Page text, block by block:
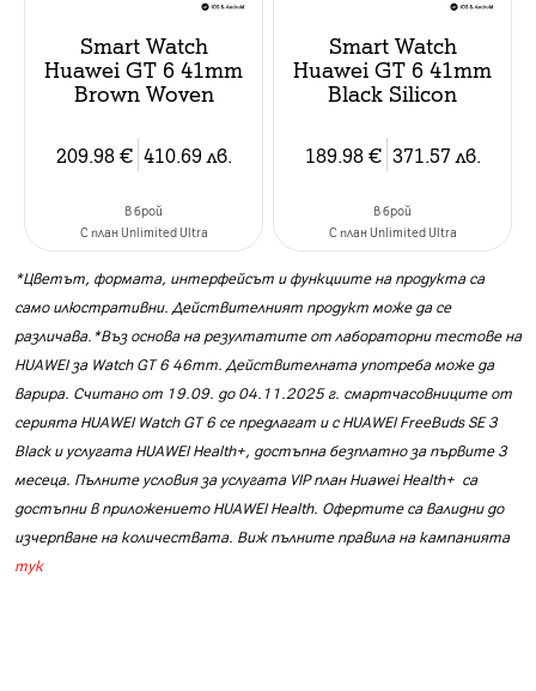
Smart Watch
Huawei GT 6 41mm
Brown Woven
209.98 € 410.69 лв.
в брой
C план Unlimited Ultra
Smart Watch
Huawei GT 6 41mm
Black Silicon
189.98 € 371.57 лв.
в брой
C план Unlimited Ultra
*Цветът, формата, интерфейсът и функциите на продукта са
само илюстративни. Действителният продукт може да се
различава.*Въз основа на резултатите от лабораторни тестове на
HUAWEI за Watch GT 6 46mm. Действителната употреба може да
варира. Считано от 19.09. до 04.11.2025 г. смартчасовниците от
серията HUAWEI Watch GT 6 се предлагат и с HUAWEI FreeBuds SE 3
Black и услугата HUAWEI Health+, достъпна безплатно за първите 3
месеца. Пълните условия за услугата VIP план Huawei Health+ са
достъпни в приложението HUAWEI Health. Офертите са валидни до
изчерпване на количествата. Виж пълните правила на кампанията
тук